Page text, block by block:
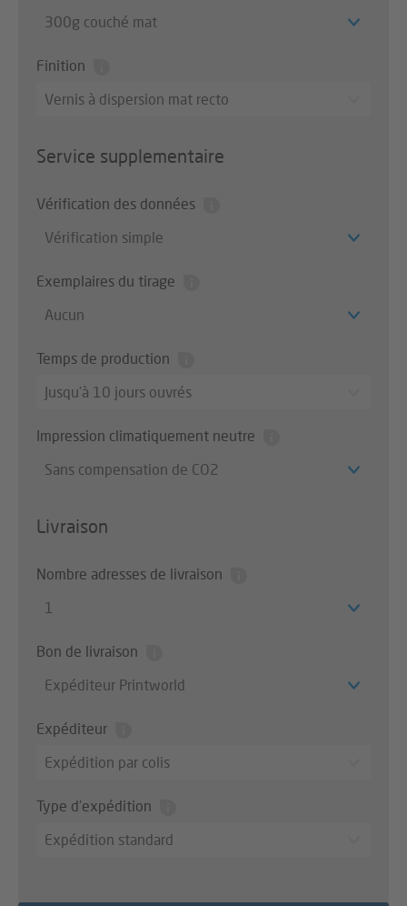
300g couché mat
Finition
Vernis à dispersion mat recto
Service supplementaire
Vérification des données
Vérification simple
Exemplaires du tirage
Aucun
Temps de production
Jusqu’à 10 jours ouvrés
Impression climatiquement neutre
Sans compensation de CO2
Livraison
Nombre adresses de livraison
1
Bon de livraison
Expéditeur Printworld
Expéditeur
Expédition par colis
Type d’expédition
Expédition standard